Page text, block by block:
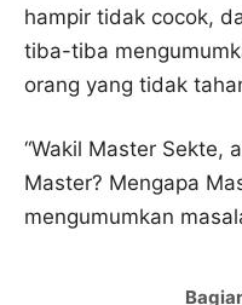
hampir tidak cocok,
tiba-tiba
orang yang tidak
“Wakil Master Sekte,
Master? Mengapa
mengumumkan